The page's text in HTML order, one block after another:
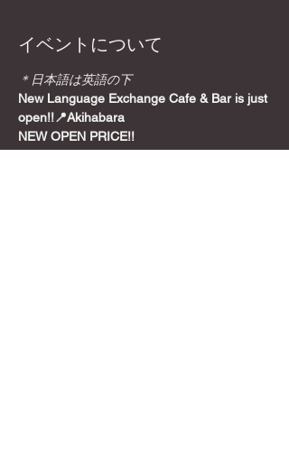
イベントについて
＊日本語は英語の下
New Language Exchange Cafe & Bar is just
open!!📍Akihabara
NEW OPEN PRICE!!